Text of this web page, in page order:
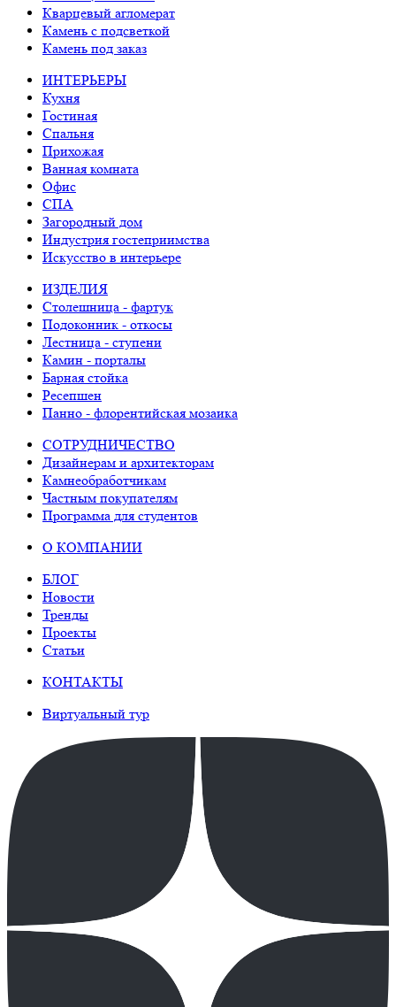
Кварцевый агломерат
Камень с подсветкой
Камень под заказ
ИНТЕРЬЕРЫ
Кухня
Гостиная
Спальня
Прихожая
Ванная комната
Офис
СПА
Загородный дом
Индустрия гостеприимства
Искусство в интерьере
ИЗДЕЛИЯ
Столешница - фартук
Подоконник - откосы
Лестница - ступени
Камин - порталы
Барная стойка
Ресепшен
Панно - флорентийская мозаика
СОТРУДНИЧЕСТВО
Дизайнерам и архитекторам
Камнеобработчикам
Частным покупателям
Программа для студентов
О КОМПАНИИ
БЛОГ
Новости
Тренды
Проекты
Статьи
КОНТАКТЫ
Виртуальный тур